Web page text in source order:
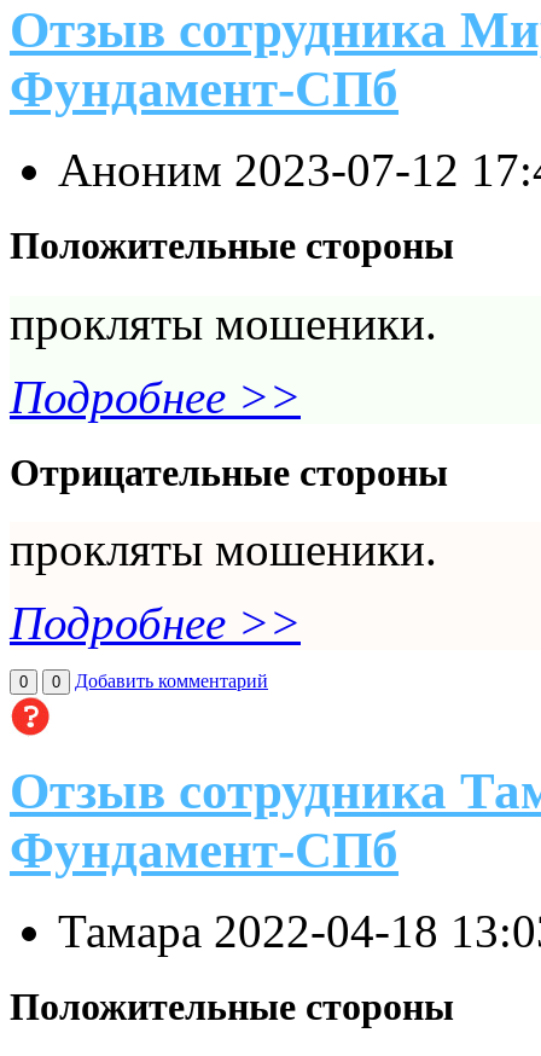
Отзыв сотрудника
Фундамент-СПб
Аноним 2023-07-12
Положительные стороны
прокляты мошеники.
Подробнее >>
Отрицательные стороны
прокляты мошеники.
Подробнее >>
0 0 Добавить комментарий
Отзыв сотрудника
Фундамент-СПб
Тамара 2022-04-18
Положительные стороны